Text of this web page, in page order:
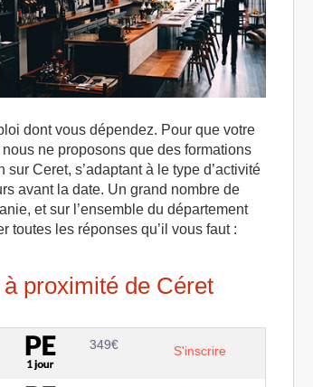
dont vous dépendez. Pour que votre
ne proposons que des formations
Ceret, s’adaptant à le type d’activité
avant la date. Un grand nombre de
et sur l’ensemble du département
toutes les réponses qu’il vous faut :
proximité de Céret
349€ S'inscrire